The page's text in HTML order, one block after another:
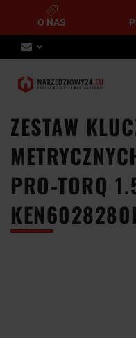
O NAS
ZESTAW
PRO-TORQ